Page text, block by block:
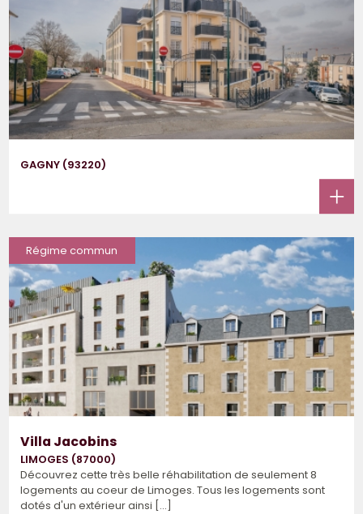
GAGNY (93220)
Régime commun
Villa Jacobins
LIMOGES (87000)
Découvrez cette très belle réhabilitation de seulement 8
logements au coeur de Limoges. Tous les logements sont
dotés d'un extérieur ainsi [...]